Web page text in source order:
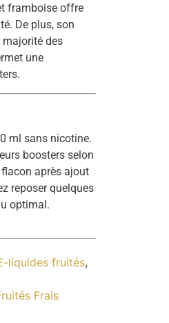
framboise offre
De plus, son
des
une
ml sans nicotine.
boosters selon
après ajout
reposer quelques
optimal.
liquides fruités,
Frais